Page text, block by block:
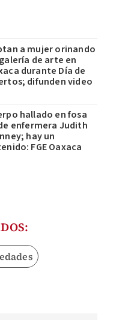
a mujer orinando
de arte en
durante Día de
difunden video
hallado en fosa
enfermera Judith
hay un
FGE Oaxaca